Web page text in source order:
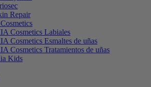
Repair
Cosmetics Labiales
Cosmetics Esmaltes de uñas
Cosmetics Tratamientos de uñas
Kids